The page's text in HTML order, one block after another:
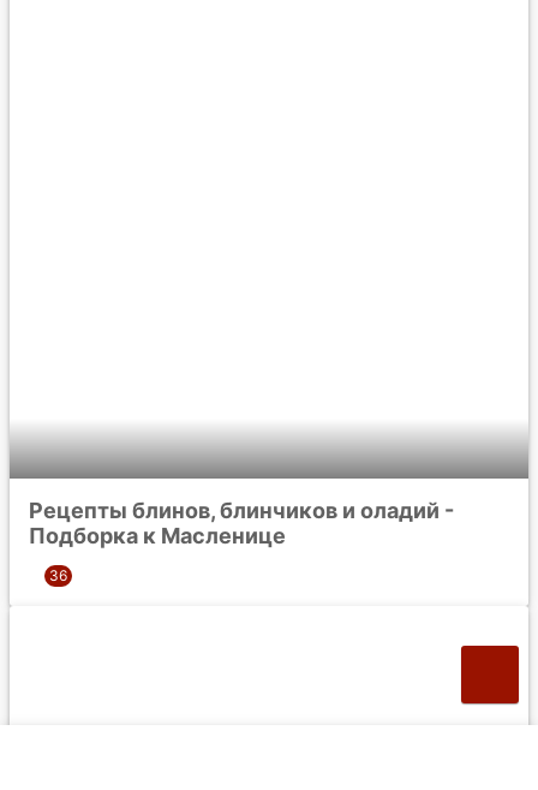
Рецепты блинов, блинчиков и оладий -
Подборка к Масленице